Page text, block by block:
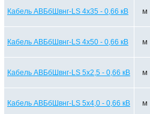
Кабель АВБбШвнг-LS 4х35 - 0,66 кВ м
Кабель АВБбШвнг-LS 4х50 - 0,66 кВ м
Кабель АВБбШвнг-LS 5х2,5 - 0,66 кВ м
Кабель АВБбШвнг-LS 5х4,0 - 0,66 кВ м